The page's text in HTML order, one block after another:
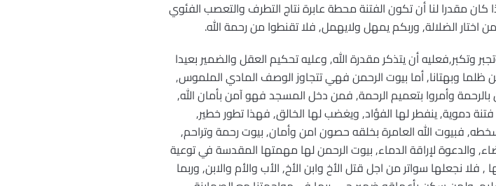
مقدرا لنا أن تكون الفتنة محطة عابرة نتاج التطرف والتعصب الفئوي
الضلالة, وربكم يمهل ولايهمل, فلا تقنطوا من رحمة الله.
وتكبر,فعليه أن يتذكر مقدرة الله, وعليه تحكيم العقل والضمير بعيدا
ظلما وبهتانا, أما بيوت الرحمن فهي تتجاوز الوصف المادي الملموس,
وأمروا بتعميم الرحمة, فمن دخل المسجد فهو آمن بأمان الله,
دموية, ينفطر لها الفؤاد, ويغضب لها الخالق, فهذا تطور خطير,
فبيوت الله العامرة بخلقه حصون امن وأمان, بيوت رحمة وتراحم,
والدعوة لإراقة الدماء, بيوت الرحمن لها مهمتها المقدسة في توعية
نجعلها سواتر من اجل قتل الأخ وابن الأخ, الأب والأم والابن, وربما